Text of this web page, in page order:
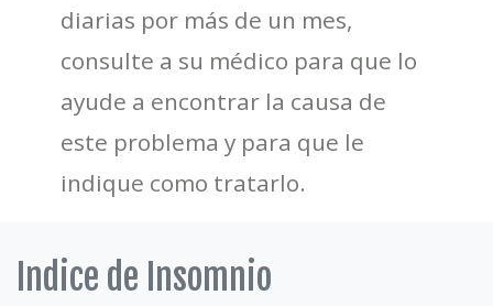
diarias por más de un mes,
consulte a su médico para que lo
ayude a encontrar la causa de
este problema y para que le
indique como tratarlo.
Indice de Insomnio